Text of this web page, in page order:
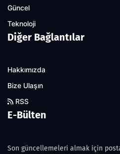
Güncel
Teknoloji
Diğer Bağlantılar
Hakkımızda
Bize Ulaşın
RSS
E-Bülten
Son güncellemeleri almak için